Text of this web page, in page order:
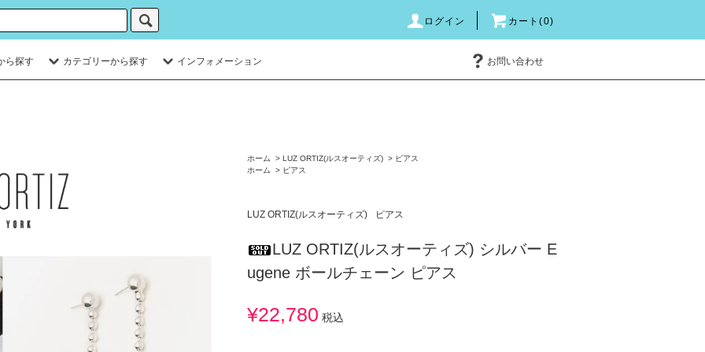
ログイン カート(0)
ら探す カテゴリーから探す インフォメーション お問い合わせ
ホーム > LUZ ORTIZ(ルスオーティズ) > ピアス
ホーム
> ピアス
LUZ ORTIZ(ルスオーティズ) ピアス
LUZ ORTIZ(ルスオーティズ) シルバー E
ugene ボールチェーン ピアス
¥22,780 税込